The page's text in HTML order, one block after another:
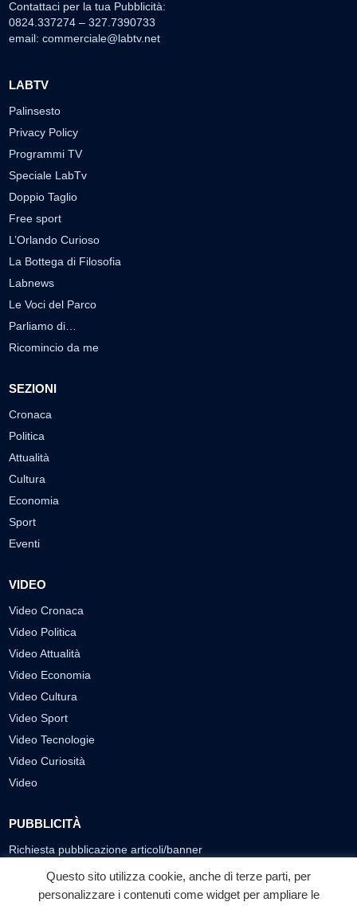
Contattaci per la tua Pubblicità:
0824.337274 – 327.7390733
email: commerciale@labtv.net
LABTV
Palinsesto
Privacy Policy
Programmi TV
Speciale LabTv
Doppio Taglio
Free sport
L’Orlando Curioso
La Bottega di Filosofia
Labnews
Le Voci del Parco
Parliamo di…
Ricomincio da me
SEZIONI
Cronaca
Politica
Attualità
Cultura
Economia
Sport
Eventi
VIDEO
Video Cronaca
Video Politica
Video Attualità
Video Economia
Video Cultura
Video Sport
Video Tecnologie
Video Curiosità
Video
PUBBLICITÀ
Richiesta pubblicazione articoli/banner
SEGUICI SUI SOCIAL
Questo sito utilizza cookie, anche di terze parti, per
personalizzare i contenuti come widget per ampliare le